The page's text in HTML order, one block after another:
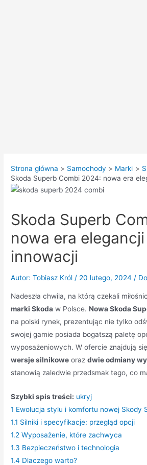
Strona główna Samochody Marki
Skoda Superb Combi 2024: nowa era
Skoda Superb
nowa era
innowacji
Autor: Tobiasz Król / 20 lutego, 2024 /
Nadeszła chwila, na którą czekali
marki Skoda w Polsce.Nowa Skoda
na polski rynek, prezentując nie tylko
swojej gamie posiada bogatszą paletę
wyposażeniowych. W ofercie znajdują
wersje silnikowe orazdwie odmiany
stanowią zaledwie przedsmak tego, co
Szybki spis treści: ukryj
1 Ewolucja stylu i komfortu nowej Skody
1.1 Silniki i specyfikacje: przegląd opcji
1.2 Wyposażenie, które zachwyca
1.3 Bezpieczeństwo i technologia
1.4 Dlaczego warto?